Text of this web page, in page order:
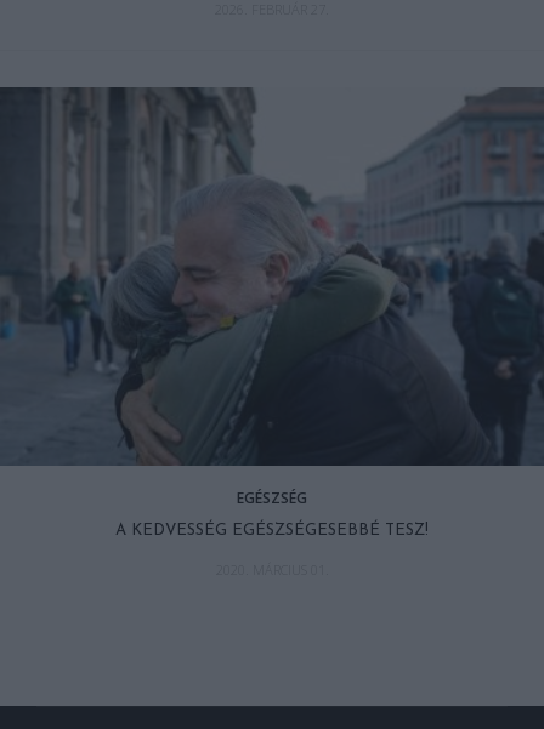
EGÉSZSÉG
A KEDVESSÉG EGÉSZSÉGESEBBÉ TESZ!